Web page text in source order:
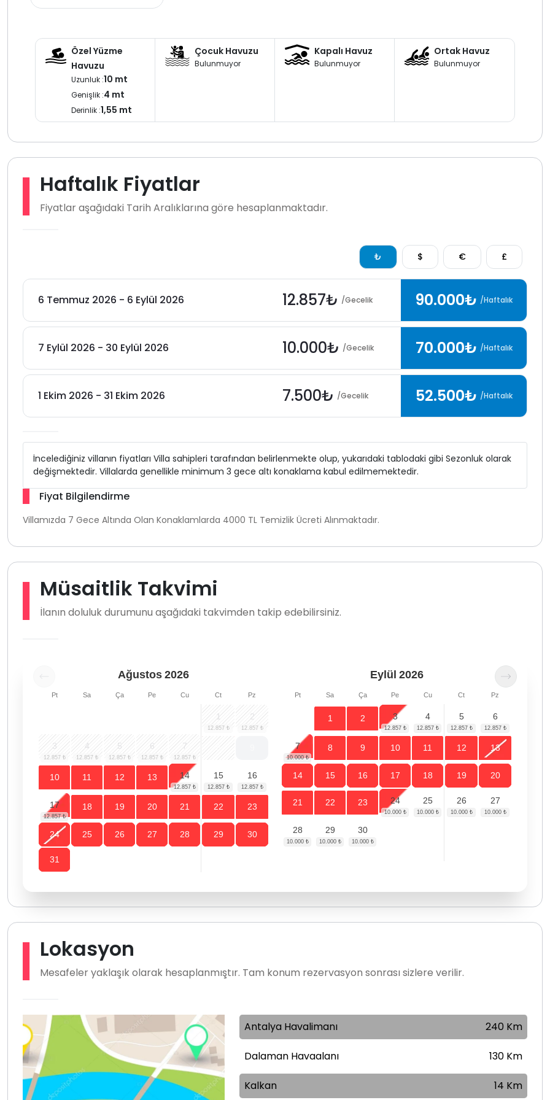
Özel Yüzme
Havuzu
Uzunluk :10 mt
Genişlik :4 mt
Derinlik :1,55 mt
Çocuk Havuzu
Bulunmuyor
Kapalı Havuz
Bulunmuyor
Ortak Havuz
Bulunmuyor
Haftalık Fiyatlar
Fiyatlar aşağıdaki Tarih Aralıklarına göre hesaplanmaktadır.
₺ $ € £
6 Temmuz 2026 - 6 Eylül 2026 12.857₺ /Gecelik 90.000₺ /Haftalık
7 Eylül 2026 - 30 Eylül 2026 10.000₺ /Gecelik 70.000₺ /Haftalık
1 Ekim 2026 - 31 Ekim 2026 7.500₺ /Gecelik 52.500₺ /Haftalık
İncelediğiniz villanın fiyatları Villa sahipleri tarafından belirlenmekte olup, yukarıdaki tablodaki gibi Sezonluk olarak
değişmektedir. Villalarda genellikle minimum 3 gece altı konaklama kabul edilmemektedir.
Fiyat Bilgilendirme
Villamızda 7 Gece Altında Olan Konaklamlarda 4000 TL Temizlik Ücreti Alınmaktadır.
Müsaitlik Takvimi
İlanın doluluk durumunu aşağıdaki takvimden takip edebilirsiniz.
Ağustos 2026
Pt Sa Ça Pe Cu Ct Pz
1 2
3 4 5 6 7
10 11 12 13 14 15 16
17 18 19 20 21 22 23
24 25 26 27 28 29 30
31
Eylül 2026
Pt Sa Ça Pe Cu Ct Pz
1 2 3 4 5 6
7 8 9 10 11 12 13
14 15 16 17 18 19 20
21 22 23 24 25 26 27
28 29 30
Lokasyon
Mesafeler yaklaşık olarak hesaplanmıştır. Tam konum rezervasyon sonrası sizlere verilir.
Antalya Havalimanı 240 Km
Dalaman Havaalanı 130 Km
Kalkan 14 Km